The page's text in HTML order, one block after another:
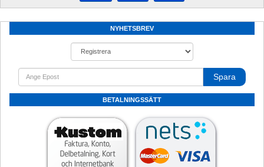
NYHETSBREV
Spara
BETALNINGSSÄTT